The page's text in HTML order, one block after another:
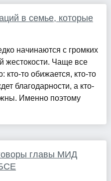
в семье, которые
начинаются с громких
жестокости. Чаще все
то обижается, кто-то
благодарности, а кто-
Именно поэтому
главы МИД